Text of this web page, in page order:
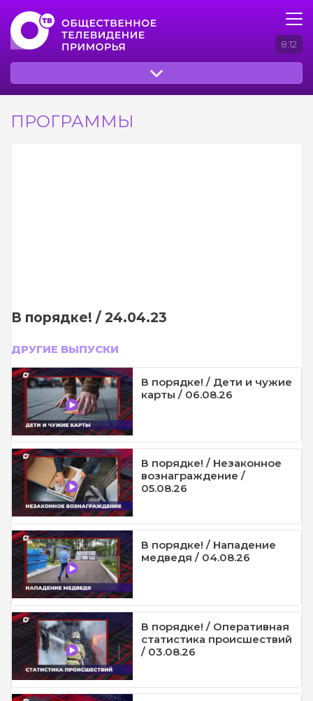
8:12
ПРОГРАММЫ
В порядке! / 24.04.23
ДРУГИЕ ВЫПУСКИ
В порядке! / Дети и чужие
карты / 06.08.26
В порядке! / Незаконное
вознаграждение /
05.08.26
В порядке! / Нападение
медведя / 04.08.26
В порядке! / Оперативная
статистика происшествий
/ 03.08.26